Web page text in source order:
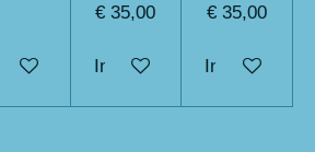
€ 35,00
In winkelwagen
€ 35,00
In